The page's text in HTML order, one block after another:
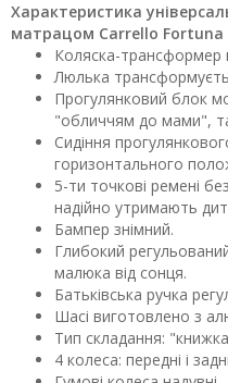
Характеристика
матрацом Carrello Fortuna
Коляска-трансформер
Люлька
Прогулянковий блок
"обличчям до мами",
Сидіння
горизонтального
5-ти точкові ремені
надійно утримають
Бампер знімний.
Глибокий
малюка від сонця.
Батьківська ручка
Шасі виготовлено з
Тип складання:
4 колеса: передні і